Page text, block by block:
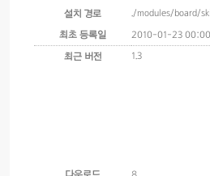
설치 경로
./modules/board/
최초 등록일
2010-01-23 00:00
최근 버전
1.3